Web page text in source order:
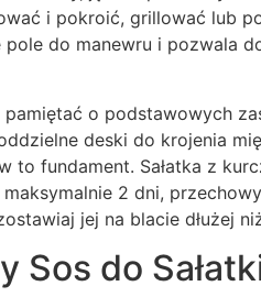
i pokroić, grillować lub
do manewru i pozwala
o podstawowych
deski do krojenia
fundament. Sałatka z
2 dni,
jej na blacie dłużej
Sos do